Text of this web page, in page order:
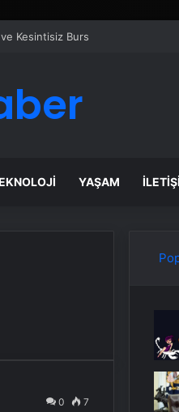
Kesintisiz Burs
YAŞAM
0 7